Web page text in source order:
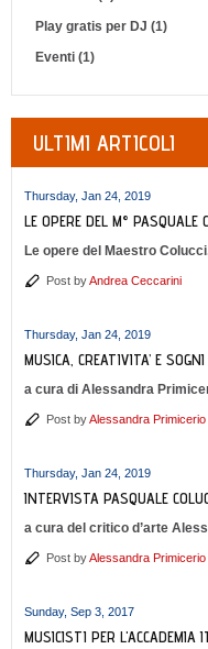
Play gratis per DJ (1)
Eventi (1)
ULTIMI ARTICOLI
Thursday, Jan 24, 2019
LE OPERE DEL M° PASQUALE
Le opere del Maestro
Post byAndrea Ceccarini
Thursday, Jan 24, 2019
MUSICA, CREATIVITA’ E
a cura di Alessandra
Post byAlessandra Primicerio
Thursday, Jan 24, 2019
INTERVISTA PASQUALE
a cura del critico d’arte
Post byAlessandra Primicerio
Sunday, Sep 3, 2017
MUSICISTI PER L'ACCADEMIA